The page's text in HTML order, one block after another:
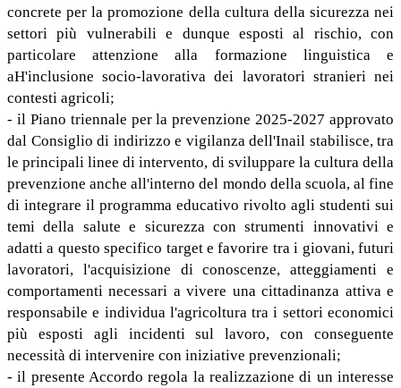
concrete per la promozione della cultura della sicurezza nei
settori più vulnerabili e dunque esposti al rischio, con
particolare attenzione alla formazione linguistica e
aH'inclusione socio-lavorativa dei lavoratori stranieri nei
contesti agricoli;
- il Piano triennale per la prevenzione 2025-2027 approvato
dal Consiglio di indirizzo e vigilanza dell'Inail stabilisce, tra
le principali linee di intervento, di sviluppare la cultura della
prevenzione anche all'interno del mondo della scuola, al fine
di integrare il programma educativo rivolto agli studenti sui
temi della salute e sicurezza con strumenti innovativi e
adatti a questo specifico target e favorire tra i giovani, futuri
lavoratori, l'acquisizione di conoscenze, atteggiamenti e
comportamenti necessari a vivere una cittadinanza attiva e
responsabile e individua l'agricoltura tra i settori economici
più esposti agli incidenti sul lavoro, con conseguente
necessità di intervenire con iniziative prevenzionali;
- il presente Accordo regola la realizzazione di un interesse